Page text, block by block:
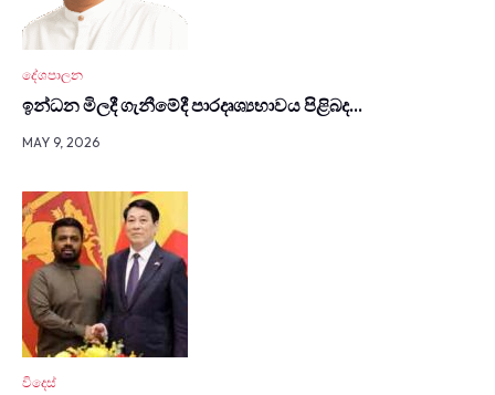
දේශපාලන
ඉන්ධන මිලදී ගැනී­මේදී පාර­දෘ­ශ්‍ය­භා­වය පිළිබද…
MAY 9, 2026
විදෙස්